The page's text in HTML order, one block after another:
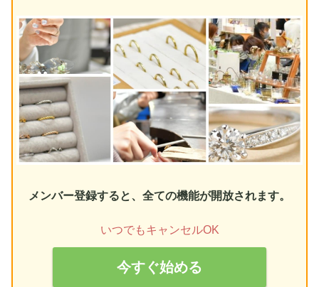
メンバー登録すると、全ての機能が開放されます。
いつでもキャンセルOK
今すぐ始める